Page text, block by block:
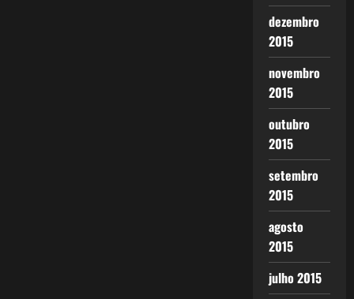
dezembro
2015
novembro
2015
outubro
2015
setembro
2015
agosto
2015
julho 2015